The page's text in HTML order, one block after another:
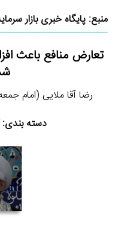
منبع:پایگاه خبری بازار
تعارض منافع باعث
رضا آقا ملایی (امام جمعه
دسته بندی: